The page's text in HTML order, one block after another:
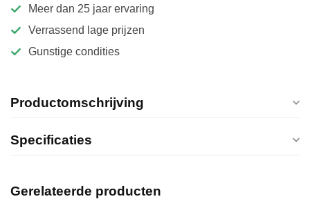
Meer dan 25 jaar ervaring
Verrassend lage prijzen
Gunstige condities
Productomschrijving
Specificaties
Gerelateerde producten